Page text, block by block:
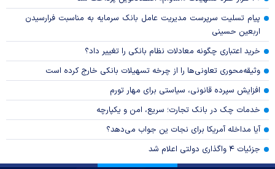
پیام تسلیت سرپرست مدیریت عامل بانک سرمایه به مناسبت فرارسیدن
اربعین حسینی
خرید اعتباری چگونه معادلات نظام بانکی را تغییر داد؟
وثیقه‌محوری تعاونی‌ها را از چرخه تسهیلات بانکی خارج کرده است
افزایش سپرده قانونی، سیاستی برای مهار تورم
خدمات چک در بانک تجارت؛ سریع، امن و یکپارچه
آیا مداخله آمریکا برای نجات ین جواب می‌دهد؟
جزئیات ۴ واگذاری دولتی اعلام شد